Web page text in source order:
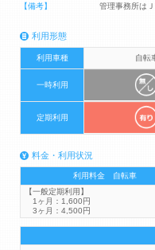
【備考】
管理事務所は
利用形態
利用車種 自転
一時利用
定期利用
料金・利用状況
利用料金 自転車
【一般定期利用】
1ヶ月：1,600円
3ヶ月：4,500円